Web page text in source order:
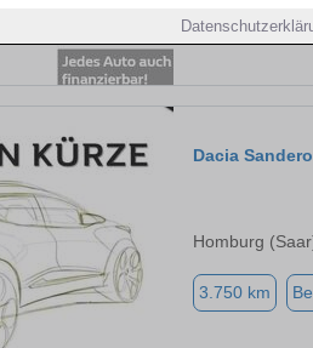
Dacia Sandero
Homburg
3.750 km